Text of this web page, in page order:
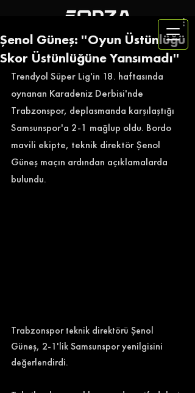
Şenol Güneş: ''Oyun Üstünlüğü
Skor Üstünlüğüne Yansımadı''
Trendyol Süper Lig'in 18. haftasında
oynanan Karadeniz Derbisi'nde
Trabzonspor, deplasmanda karşılaştığı
Samsunspor'a 2-1 mağlup oldu. Bordo
mavili ekipte, teknik direktör Şenol
Güneş maçın ardından açıklamalarda
bulundu.
Trabzonspor teknik direktörü Şenol
Güneş, 2-1'lik Samsunspor yenilgisini
değerlendirdi.